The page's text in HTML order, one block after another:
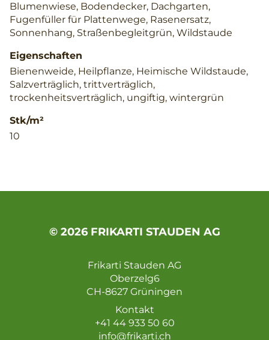
Blumenwiese, Bodendecker, Dachgarten,
Fugenfüller für Plattenwege, Rasenersatz,
Sonnenhang, Straßenbegleitgrün, Wildstaude
Eigenschaften
Bienenweide, Heilpflanze, Heimische Wildstaude,
Salzverträglich, trittverträglich,
trockenheitsverträglich, ungiftig, wintergrün
Stk/m²
10
© 2026 FRIKARTI STAUDEN AG
Frikarti Stauden AG
Oberzelg6
CH-8627 Grüningen
Kontakt
+41 44 933 50 60
info@frikarti.ch